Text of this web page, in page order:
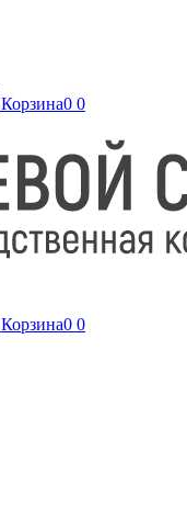
Корзина0 0
Корзина0 0